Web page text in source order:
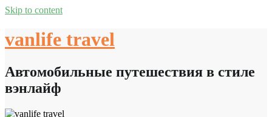
Skip to content
vanlife travel
Автомобильные путешествия в стиле
вэнлайф